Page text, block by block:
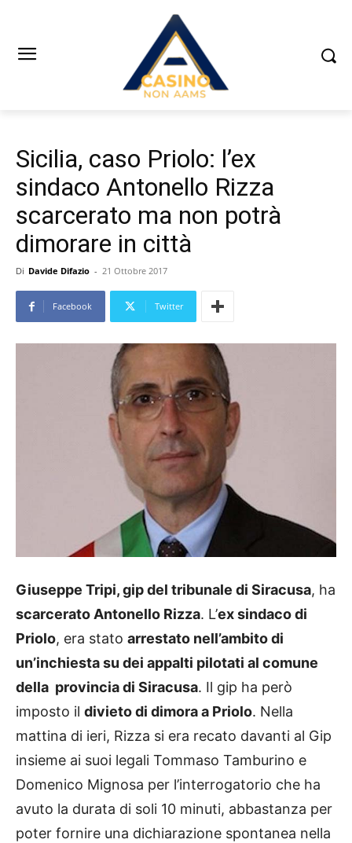
Sicilia, caso Priolo: l’ex
sindaco Antonello Rizza
scarcerato ma non potrà
dimorare in città
Di Davide Difazio - 21 Ottobre 2017
Facebook Twitter
Giuseppe Tripi, gip del tribunale di Siracusa, ha
scarcerato Antonello Rizza. L’ex sindaco di
Priolo, era stato arrestato nell’ambito di
un’inchiesta su dei appalti pilotati al comune
della provincia di Siracusa. Il gip ha però
imposto il divieto di dimora a Priolo. Nella
mattina di ieri, Rizza si era recato davanti al Gip
insieme ai suoi legali Tommaso Tamburino e
Domenico Mignosa per l’interrogatorio che ha
avuto la durata di soli 10 minuti, abbastanza per
poter fornire una dichiarazione spontanea nella